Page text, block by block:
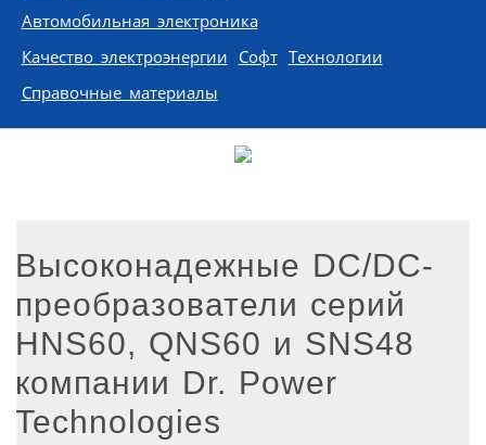
Автомобильная электроника
Качество электроэнергии Софт Технологии
Справочные материалы
Высоконадежные DC/DC-
преобразователи серий
HNS60, QNS60 и SNS48
компании Dr. Power
Technologies